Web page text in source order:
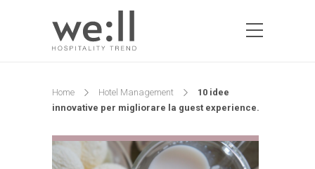
Home Hotel Management
10 idee
innovative per migliorare la guest experience.